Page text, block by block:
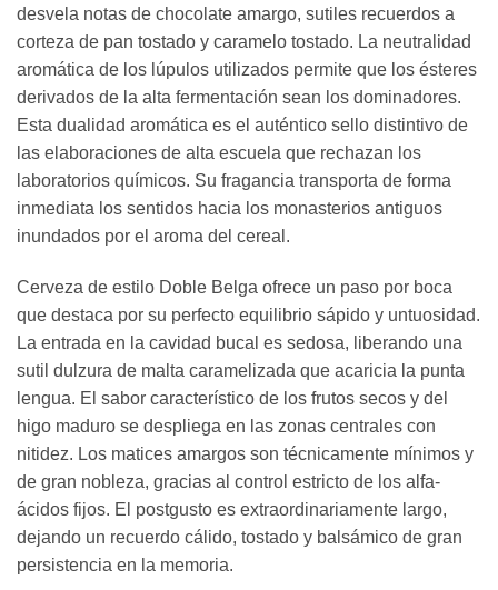
desvela notas de chocolate amargo, sutiles recuerdos a
corteza de pan tostado y caramelo tostado. La neutralidad
aromática de los lúpulos utilizados permite que los ésteres
derivados de la alta fermentación sean los dominadores.
Esta dualidad aromática es el auténtico sello distintivo de
las elaboraciones de alta escuela que rechazan los
laboratorios químicos. Su fragancia transporta de forma
inmediata los sentidos hacia los monasterios antiguos
inundados por el aroma del cereal.
Cerveza de estilo Doble Belga ofrece un paso por boca
que destaca por su perfecto equilibrio sápido y untuosidad.
La entrada en la cavidad bucal es sedosa, liberando una
sutil dulzura de malta caramelizada que acaricia la punta
lengua. El sabor característico de los frutos secos y del
higo maduro se despliega en las zonas centrales con
nitidez. Los matices amargos son técnicamente mínimos y
de gran nobleza, gracias al control estricto de los alfa-
ácidos fijos. El postgusto es extraordinariamente largo,
dejando un recuerdo cálido, tostado y balsámico de gran
persistencia en la memoria.